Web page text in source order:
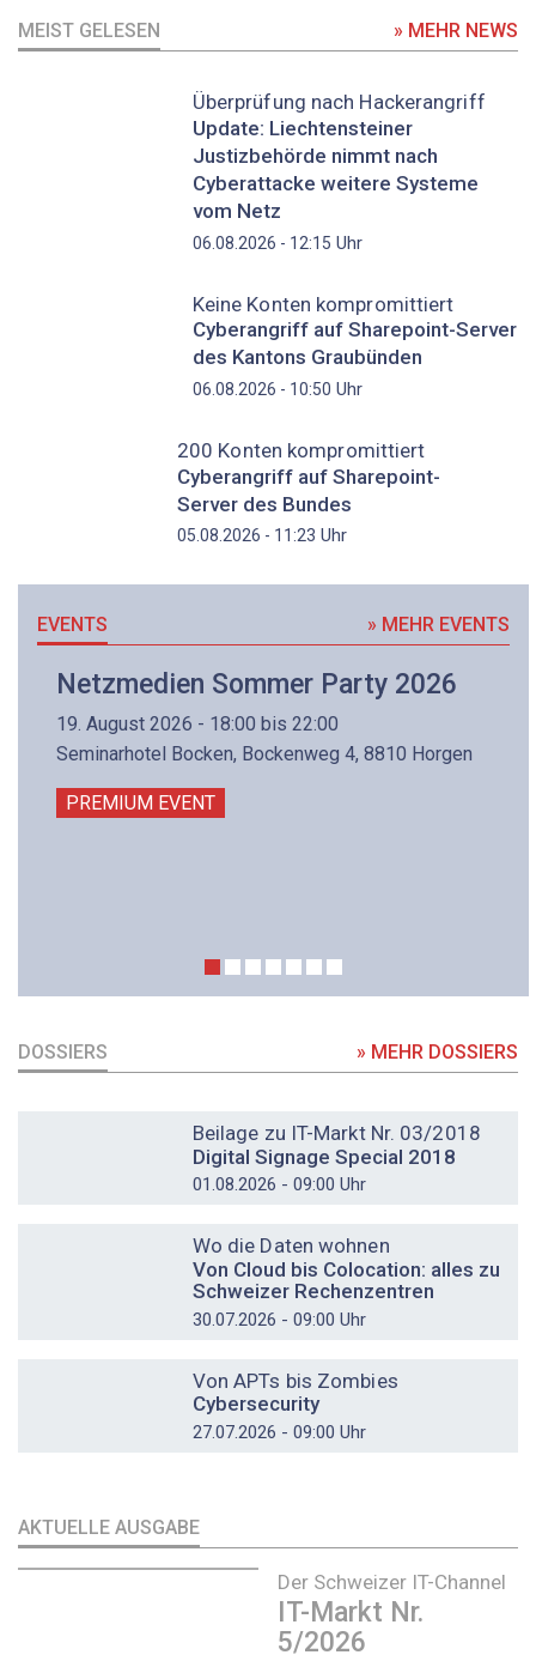
MEIST GELESEN » MEHR NEWS
Überprüfung nach Hackerangriff
Update: Liechtensteiner
Justizbehörde nimmt nach
Cyberattacke weitere Systeme
vom Netz
06.08.2026 - 12:15 Uhr
Keine Konten kompromittiert
Cyberangriff auf Sharepoint-Server
des Kantons Graubünden
06.08.2026 - 10:50 Uhr
200 Konten kompromittiert
Cyberangriff auf Sharepoint-
Server des Bundes
05.08.2026 - 11:23 Uhr
EVENTS » MEHR EVENTS
Netzmedien Sommer Party 2026
19. August 2026 - 18:00 bis 22:00
Seminarhotel Bocken, Bockenweg 4, 8810 Horgen
PREMIUM EVENT
DOSSIERS » MEHR DOSSIERS
Beilage zu IT-Markt Nr. 03/2018
Digital Signage Special 2018
01.08.2026 - 09:00 Uhr
Wo die Daten wohnen
Von Cloud bis Colocation: alles zu
Schweizer Rechenzentren
30.07.2026 - 09:00 Uhr
Von APTs bis Zombies
Cybersecurity
27.07.2026 - 09:00 Uhr
AKTUELLE AUSGABE
Der Schweizer IT-Channel
IT-Markt Nr.
5/2026